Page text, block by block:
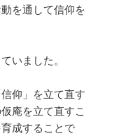
を通して信仰を
いました。
仰」を立て直す
庵を立て直すこ
成することで